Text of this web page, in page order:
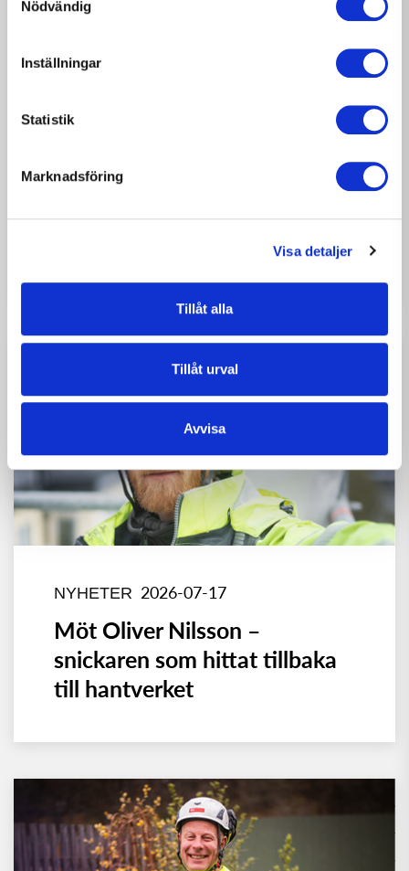
Nödvändig
Inställningar
Statistik
Marknadsföring
Visa detaljer
Tillåt alla
Tillåt urval
Avvisa
Nytt avrop på Dragonvägen –
M3 Bygg fortsätter
samarbetet med Väsbyhem
NYHETER 2026-07-17
Möt Oliver Nilsson –
snickaren som hittat tillbaka
till hantverket